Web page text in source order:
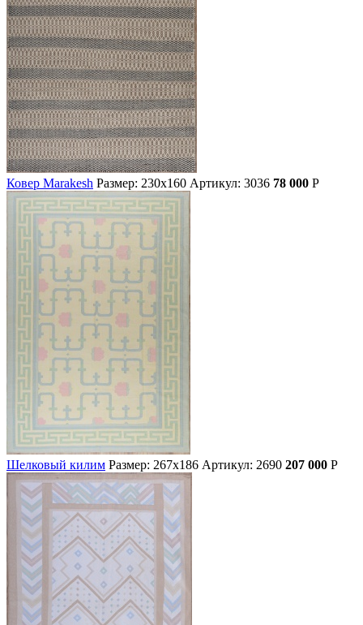
Ковер Marakesh Размер: 230х160 Артикул: 3036 78 000 Р
Шелковый килим Размер: 267х186 Артикул: 2690 207 000 Р